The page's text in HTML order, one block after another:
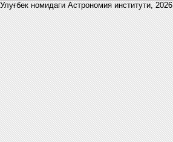
Улуғбек номидаги Астрономия институти,2026